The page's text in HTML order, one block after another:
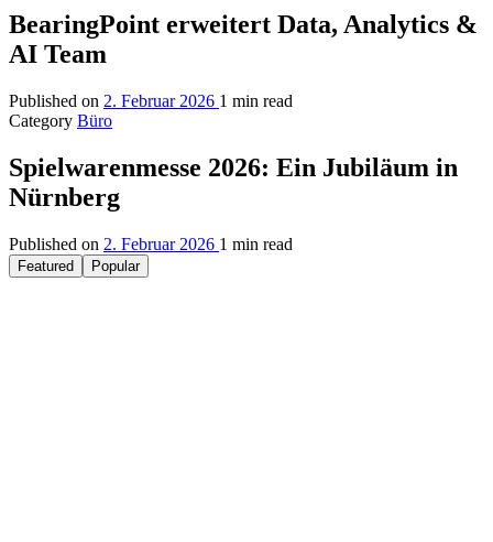
BearingPoint erweitert Data, Analytics &
AI Team
Published on 2. Februar 2026 1 min read
Category Büro
Spielwarenmesse 2026: Ein Jubiläum in
Nürnberg
Published on 2. Februar 2026 1 min read
Featured Popular